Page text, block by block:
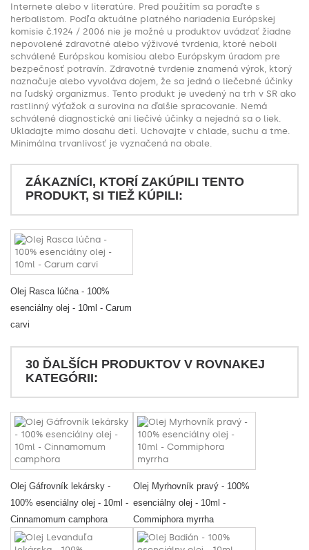
Internete alebo v literatúre. Pred použitím sa poraďte s
herbalistom. Podľa aktuálne platného nariadenia Európskej
komisie č.1924 / 2006 nie je možné u produktov uvádzať žiadne
nepovolené zdravotné alebo výživové tvrdenia, ktoré neboli
schválené Európskou komisiou alebo Európskym úradom pre
bezpečnosť potravín. Zdravotné tvrdenie znamená výrok, ktorý
naznačuje alebo vyvoláva dojem, že sa jedná o liečebné účinky
na ľudský organizmus. Tento produkt je uvedený na trh v SR ako
rastlinný výťažok a surovina na ďalšie spracovanie. Nemá
schválené diagnostické ani liečivé účinky a nejedná sa o liek.
Ukladajte mimo dosahu detí. Uchovajte v chlade, suchu a tme.
Minimálna trvanlivosť je vyznačená na obale.
ZÁKAZNÍCI, KTORÍ ZAKÚPILI TENTO
PRODUKT, SI TIEŽ KÚPILI:
Olej Rasca lúčna - 100%
esenciálny olej - 10ml - Carum
carvi
30 ĎALŠÍCH PRODUKTOV V ROVNAKEJ
KATEGÓRII:
Olej Gáfrovník lekársky -
100% esenciálny olej - 10ml -
Cinnamomum camphora
Olej Myrhovník pravý - 100%
esenciálny olej - 10ml -
Commiphora myrrha